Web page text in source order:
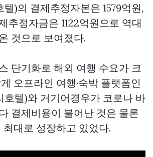
)의 결제추정자본은 1579억원,
추정자금은 1122억원으로 역대
것으로 보여졌다.
단기화로 해외 여행 수요가 크
오프라인 여행·숙박 플랫폼인
호텔)와 거기어경우가 코로나 바
결제비용이 불어난 것은 물론
최대로 성장하고 있었다.